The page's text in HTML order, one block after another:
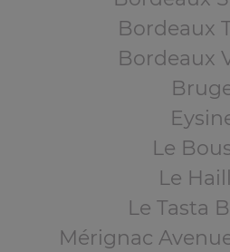
Bordeaux
Bordeaux
Le
Le
Le Tasta
Mérignac